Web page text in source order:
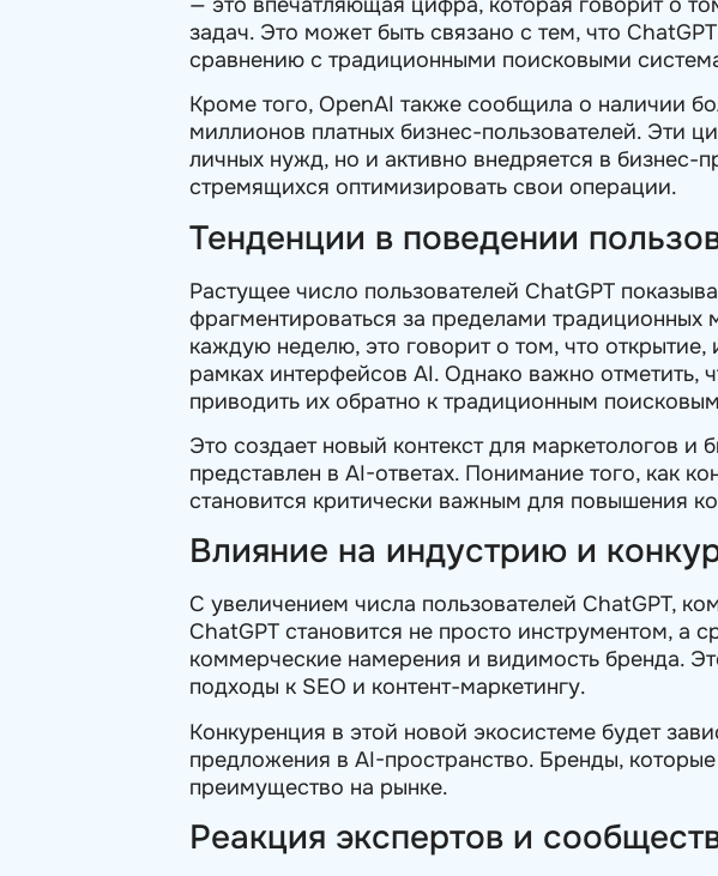
задач. Это может быть связано с тем, что
сравнению с традиционными поисковыми
Кроме того, OpenAI также сообщила о наличии
миллионов платных бизнес-пользователей. Эти
личных нужд, но и активно внедряется в бизнес-
стремящихся оптимизировать свои операции.
Тенденции в поведении
Растущее число пользователей ChatGPT
фрагментироваться за пределами
каждую неделю, это говорит о том, что
рамках интерфейсов AI. Однако важно отметить,
приводить их обратно к традиционным
Это создает новый контекст для маркетологов и
представлен в AI-ответах. Понимание того, как
становится критически важным для повышения
Влияние на индустрию и
С увеличением числа пользователей ChatGPT,
ChatGPT становится не просто инструментом, а
коммерческие намерения и видимость бренда.
подходы к SEO и контент-маркетингу.
Конкуренция в этой новой экосистеме будет
предложения в AI-пространство. Бренды,
преимущество на рынке.
Реакция экспертов и